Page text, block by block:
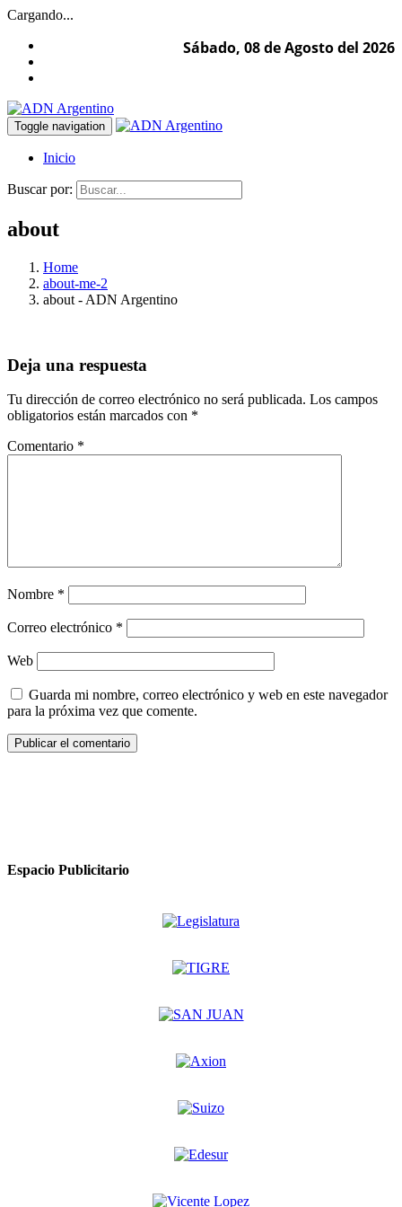
Cargando...
Sábado, 08 de Agosto del 2026
Toggle navigation
Inicio
Buscar por:
about
Home
about-me-2
about - ADN Argentino
Deja una respuesta
Tu dirección de correo electrónico no será publicada. Los campos
obligatorios están marcados con *
Comentario *
Nombre *
Correo electrónico *
Web
Guarda mi nombre, correo electrónico y web en este navegador
para la próxima vez que comente.
Espacio Publicitario